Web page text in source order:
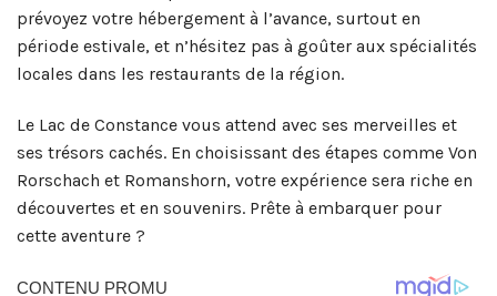
prévoyez votre hébergement à l’avance, surtout en
période estivale, et n’hésitez pas à goûter aux spécialités
locales dans les restaurants de la région.
Le Lac de Constance vous attend avec ses merveilles et
ses trésors cachés. En choisissant des étapes comme Von
Rorschach et Romanshorn, votre expérience sera riche en
découvertes et en souvenirs. Prête à embarquer pour
cette aventure ?